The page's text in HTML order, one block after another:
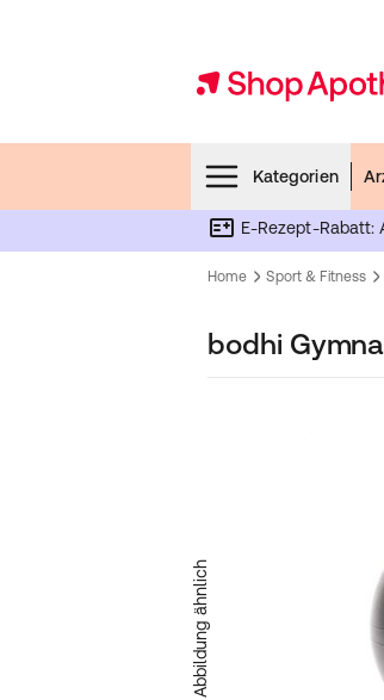
Kategorien
E-Rezept-Rabatt:
Home Sport & Fitness
bodhi
Abbildung ähnlich